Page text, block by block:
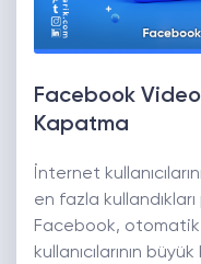
Facebook
Kapatma
İnternet
en fazla
Facebook,
kullanıcılarının